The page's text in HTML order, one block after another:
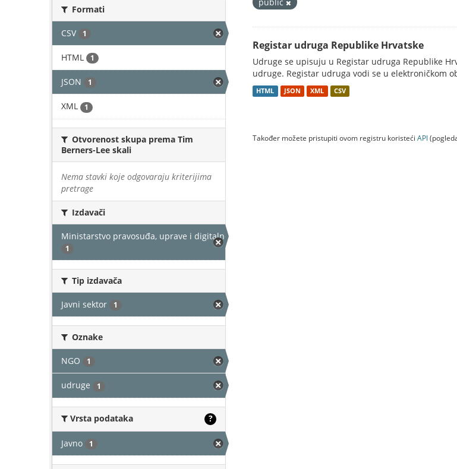
Formati
CSV 1
HTML 1
JSON 1
XML 1
Otvorenost skupa prema Tim
Berners-Lee skali
Nema stavki koje odgovaraju kriterijima
pretrage
Izdavači
Ministarstvo pravosuđa, uprave i digitalne transformacije
1
Tip izdavača
Javni sektor 1
Oznake
NGO 1
udruge 1
Vrsta podataka ?
Javno 1
Registar udruga Republike Hrvatske
Udruge se upisuju u Registar udruga Republike
udruge. Registar udruga vodi se u elektroničkom
HTML JSON XML CSV
Također možete pristupiti ovom registru koristeći API